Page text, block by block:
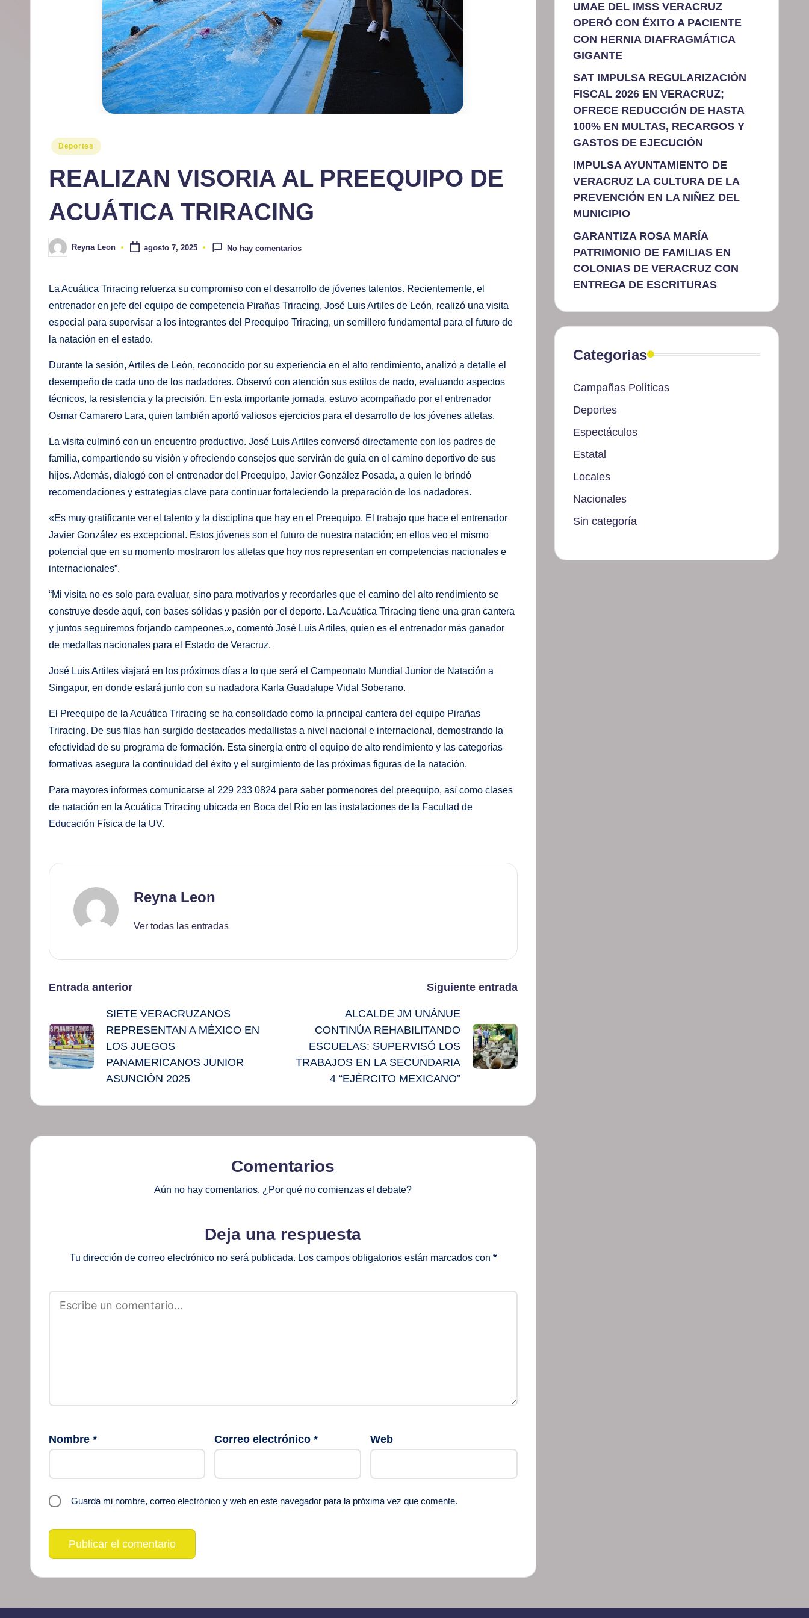
Publicado
Deportes
REALIZAN VISORIA AL PREEQUIPO DE
ACUÁTICA TRIRACING
Publicado
por
Reyna Leon agosto 7, 2025 No hay comentarios
La Acuática Triracing refuerza su compromiso con el desarrollo de jóvenes talentos. Recientemente, el
entrenador en jefe del equipo de competencia Pirañas Triracing, José Luis Artiles de León, realizó una visita
especial para supervisar a los integrantes del Preequipo Triracing, un semillero fundamental para el futuro de
la natación en el estado.
Durante la sesión, Artiles de León, reconocido por su experiencia en el alto rendimiento, analizó a detalle el
desempeño de cada uno de los nadadores. Observó con atención sus estilos de nado, evaluando aspectos
técnicos, la resistencia y la precisión. En esta importante jornada, estuvo acompañado por el entrenador
Osmar Camarero Lara, quien también aportó valiosos ejercicios para el desarrollo de los jóvenes atletas.
La visita culminó con un encuentro productivo. José Luis Artiles conversó directamente con los padres de
familia, compartiendo su visión y ofreciendo consejos que servirán de guía en el camino deportivo de sus
hijos. Además, dialogó con el entrenador del Preequipo, Javier González Posada, a quien le brindó
recomendaciones y estrategias clave para continuar fortaleciendo la preparación de los nadadores.
«Es muy gratificante ver el talento y la disciplina que hay en el Preequipo. El trabajo que hace el entrenador
Javier González es excepcional. Estos jóvenes son el futuro de nuestra natación; en ellos veo el mismo
potencial que en su momento mostraron los atletas que hoy nos representan en competencias nacionales e
internacionales”.
“Mi visita no es solo para evaluar, sino para motivarlos y recordarles que el camino del alto rendimiento se
construye desde aquí, con bases sólidas y pasión por el deporte. La Acuática Triracing tiene una gran cantera
y juntos seguiremos forjando campeones.», comentó José Luis Artiles, quien es el entrenador más ganador
de medallas nacionales para el Estado de Veracruz.
José Luis Artiles viajará en los próximos días a lo que será el Campeonato Mundial Junior de Natación a
Singapur, en donde estará junto con su nadadora Karla Guadalupe Vidal Soberano.
El Preequipo de la Acuática Triracing se ha consolidado como la principal cantera del equipo Pirañas
Triracing. De sus filas han surgido destacados medallistas a nivel nacional e internacional, demostrando la
efectividad de su programa de formación. Esta sinergia entre el equipo de alto rendimiento y las categorías
formativas asegura la continuidad del éxito y el surgimiento de las próximas figuras de la natación.
Para mayores informes comunicarse al 229 233 0824 para saber pormenores del preequipo, así como clases
de natación en la Acuática Triracing ubicada en Boca del Río en las instalaciones de la Facultad de
Educación Física de la UV.
Reyna Leon
Ver todas las entradas
Navegación
de
entradas
Entrada anterior
SIETE VERACRUZANOS
REPRESENTAN A MÉXICO EN
LOS JUEGOS
PANAMERICANOS JUNIOR
ASUNCIÓN 2025
Siguiente entrada
ALCALDE JM UNÁNUE
CONTINÚA REHABILITANDO
ESCUELAS: SUPERVISÓ LOS
TRABAJOS EN LA SECUNDARIA
4 “EJÉRCITO MEXICANO”
Comentarios
Aún no hay comentarios. ¿Por qué no comienzas el debate?
Deja una respuesta
Tu dirección de correo electrónico no será publicada. Los campos obligatorios están marcados con *
Nombre * Correo electrónico * Web
Guarda mi nombre, correo electrónico y web en este navegador para la próxima vez que comente.
UMAE DEL IMSS VERACRUZ
OPERÓ CON ÉXITO A PACIENTE
CON HERNIA DIAFRAGMÁTICA
GIGANTE
SAT IMPULSA REGULARIZACIÓN
FISCAL 2026 EN VERACRUZ;
OFRECE REDUCCIÓN DE HASTA
100% EN MULTAS, RECARGOS Y
GASTOS DE EJECUCIÓN
IMPULSA AYUNTAMIENTO DE
VERACRUZ LA CULTURA DE LA
PREVENCIÓN EN LA NIÑEZ DEL
MUNICIPIO
GARANTIZA ROSA MARÍA
PATRIMONIO DE FAMILIAS EN
COLONIAS DE VERACRUZ CON
ENTREGA DE ESCRITURAS
Categorias
Campañas Políticas
Deportes
Espectáculos
Estatal
Locales
Nacionales
Sin categoría